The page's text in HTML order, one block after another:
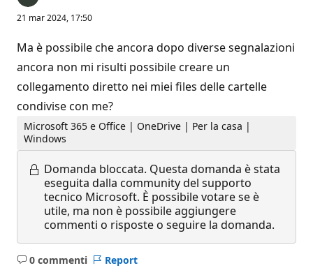
21 mar 2024, 17:50
Ma è possibile che ancora dopo diverse segnalazioni
ancora non mi risulti possibile creare un
collegamento diretto nei miei files delle cartelle
condivise con me?
Microsoft 365 e Office | OneDrive | Per la casa |
Windows
Domanda bloccata. Questa domanda è stata
eseguita dalla community del supporto
tecnico Microsoft. È possibile votare se è
utile, ma non è possibile aggiungere
commenti o risposte o seguire la domanda.
0 commenti
Report